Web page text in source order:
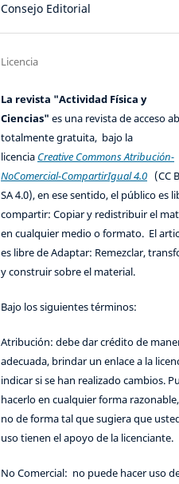
Consejo Editorial
Licencia
La revista "Actividad Física y
Ciencias"es una revista de acceso
totalmente gratuita, bajo la
licencia Creative Commons Atribución-
NoComercial-CompartirIgual 4.0 (CC
SA 4.0), en ese sentido, el público es
compartir: Copiar y redistribuir el
en cualquier medio o formato. El
es libre de Adaptar: Remezclar,
y construir sobre el material.
Bajo los siguientes términos:
Atribución: debe dar crédito de
adecuada, brindar un enlace a la
indicar si se han realizado cambios.
hacerlo en cualquier forma
no de forma tal que sugiera que
uso tienen el apoyo de la licenciante.
No Comercial: no puede hacer uso